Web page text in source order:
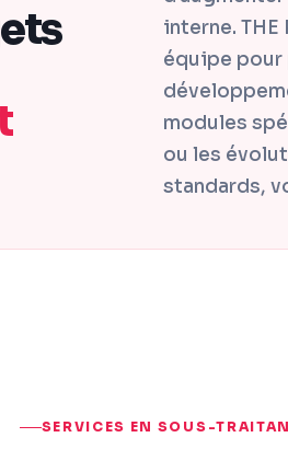
interne.
équipe pour
modules
ou les
standards,
SERVICES EN SOUS-